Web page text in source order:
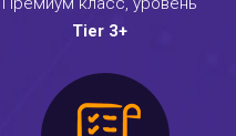
Tier 3+